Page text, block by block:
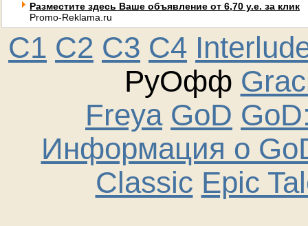
Разместите здесь Ваше объявление от 6,70 у.е. за клик
Promo-Reklama.ru
C1 C2 C3 C4
РуОфф
Freya GoD
Информация о
Classic Epic